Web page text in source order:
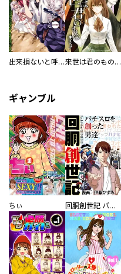
出来損ないと呼ばれた元英雄は、実家から追放されたので好き勝手に生きることにした@COMIC 来世は君のもの【単話版】
ギャンブル
ちぃ 回胴創世記 パチスロを創った男達